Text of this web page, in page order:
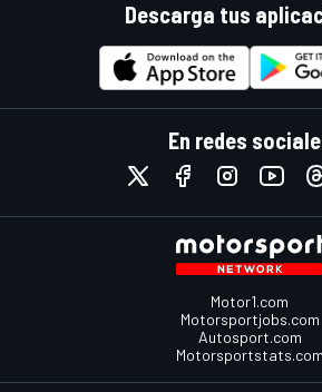
Descarga tus
En redes
Motor1.com
Motorsportjobs.com
Autosport.com
Motorsportstats.com